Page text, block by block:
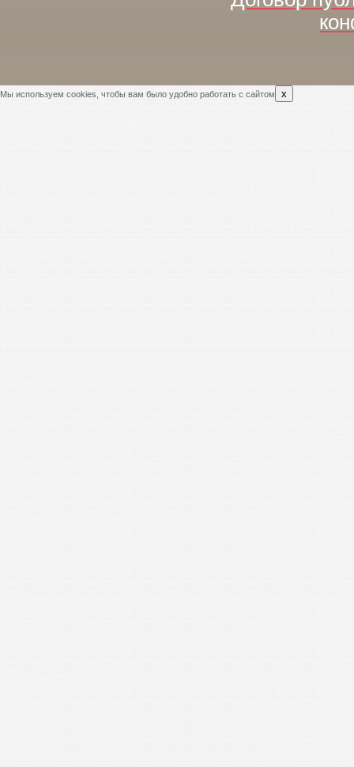
Мы используем cookies, чтобы вам было удобно работать с сайтом x